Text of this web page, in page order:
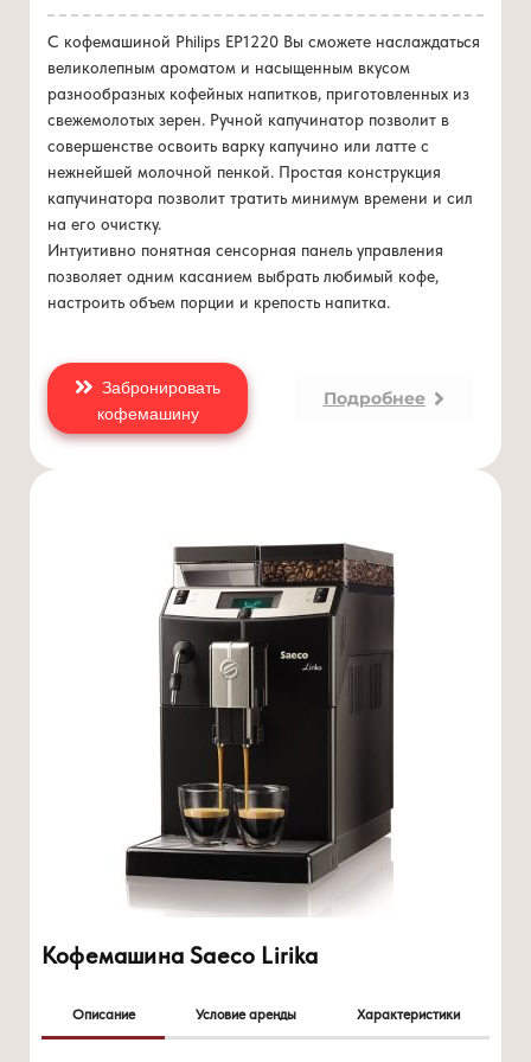
С кофемашиной Philips EP1220 Вы сможете наслаждаться
великолепным ароматом и насыщенным вкусом
разнообразных кофейных напитков, приготовленных из
свежемолотых зерен. Ручной капучинатор позволит в
совершенстве освоить варку капучино или латте с
нежнейшей молочной пенкой. Простая конструкция
капучинатора позволит тратить минимум времени и сил
на его очистку.
Интуитивно понятная сенсорная панель управления
позволяет одним касанием выбрать любимый кофе,
настроить объем порции и крепость напитка.
Емкость контейнера для воды – 1.8 л.
Емкость контейнера для кофе – 0,275 кг
Пиковая мощность – 1500 W
Классический капучинатор (Панарелло)
Возможность приготовления двух порций одновременно
Забронировать
кофемашину
Подробнее
Кофемашина Saeco Lirika
Описание Условие аренды Характеристики